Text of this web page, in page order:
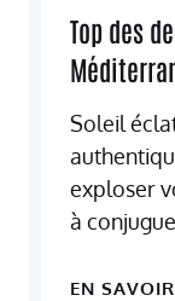
Top des
Soleil
exploser
à
EN